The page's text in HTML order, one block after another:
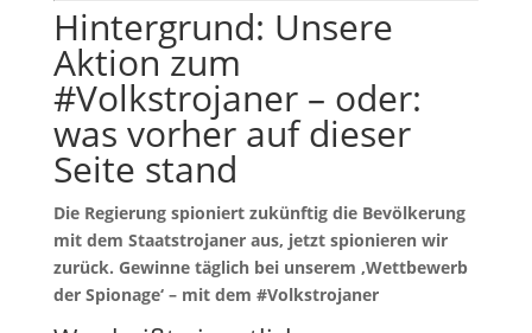
Hintergrund: Unsere
Aktion zum
#Volkstrojaner – oder:
was vorher auf dieser
Seite stand
Die Regierung spioniert zukünftig die Bevölkerung
mit dem Staatstrojaner aus, jetzt spionieren wir
zurück. Gewinne täglich bei unserem ‚Wettbewerb
der Spionage‘ – mit dem #Volkstrojaner